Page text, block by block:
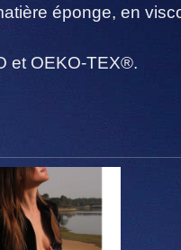
éponge, en
et OEKO-TEX®.